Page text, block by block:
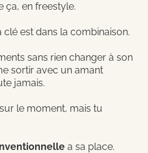
ça, en freestyle.
est dans la combinaison.
sans rien changer à son
sortir avec un amant
jamais.
le moment, mais tu
a sa place.